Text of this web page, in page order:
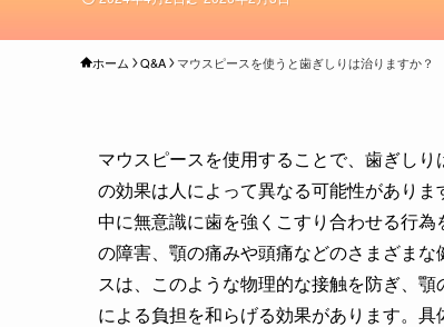
ホーム Q&A マウスピースを使うと歯ぎしりは治りますか？
マウスピースを使用することで、歯ぎし
の効果は人によって異なる可能性があり
中に無意識に歯を強くこすり合わせる行
の障害、顎の痛みや頭痛などのさまざま
スは、このような物理的な接触を防ぎ、
による負担を和らげる効果があります。